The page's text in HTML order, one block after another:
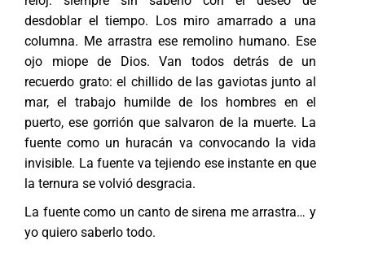
desdoblar el tiempo. Los miro amarrado a una
columna. Me arrastra ese remolino humano. Ese
ojo miope de Dios. Van todos detrás de un
recuerdo grato: el chillido de las gaviotas junto al
mar, el trabajo humilde de los hombres en el
puerto, ese gorrión que salvaron de la muerte. La
fuente como un huracán va convocando la vida
invisible. La fuente va tejiendo ese instante en que
la ternura se volvió desgracia.
La fuente como un canto de sirena me arrastra… y
yo quiero saberlo todo.